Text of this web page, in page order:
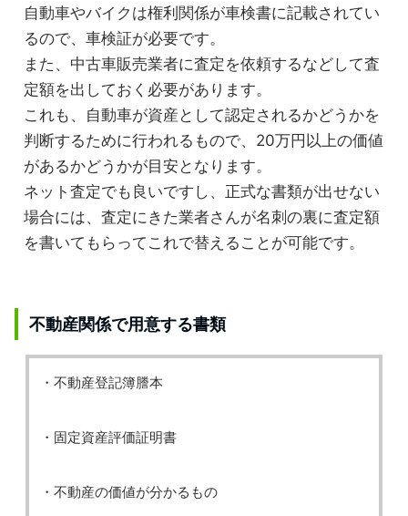
自動車やバイクは権利関係が車検書に記載されてい
るので、車検証が必要です。
また、中古車販売業者に査定を依頼するなどして査
定額を出しておく必要があります。
これも、自動車が資産として認定されるかどうかを
判断するために行われるもので、20万円以上の価値
があるかどうかが目安となります。
ネット査定でも良いですし、正式な書類が出せない
場合には、査定にきた業者さんが名刺の裏に査定額
を書いてもらってこれで替えることが可能です。
不動産関係で用意する書類
・不動産登記簿謄本
・固定資産評価証明書
・不動産の価値が分かるもの